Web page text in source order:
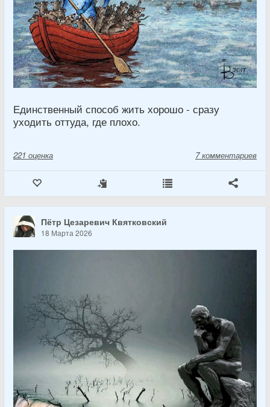
Единственный способ жить хорошо - сразу
уходить оттуда, где плохо.
221 оценка 7 комментариев
Пётр Цезаревич Квятковский
18 Марта 2026